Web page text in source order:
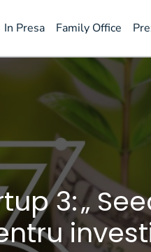
In Presa Family Office
3: „